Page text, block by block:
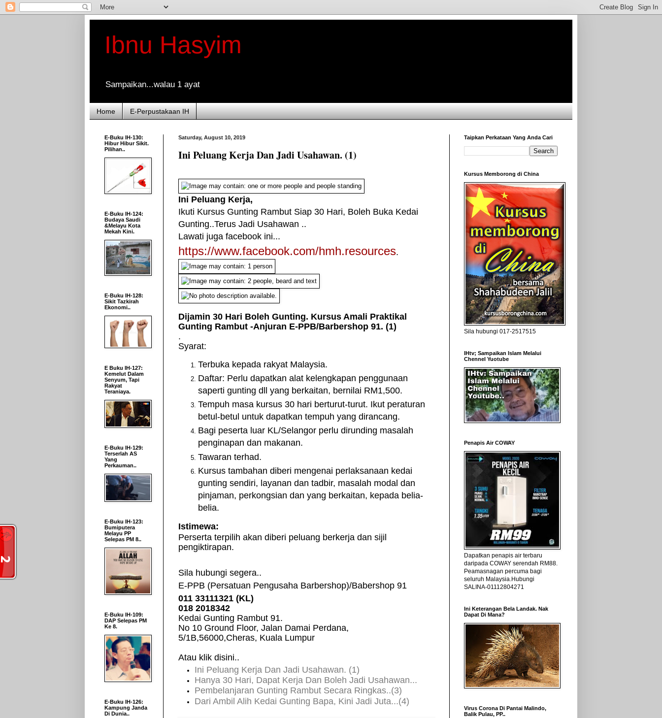
Ibnu Hasyim
Sampaikan...walau 1 ayat
Home E-Perpustakaan IH
Saturday, August 10, 2019
Ini Peluang Kerja Dan Jadi Usahawan. (1)
Ini Peluang Kerja,
Ikuti Kursus Gunting Rambut Siap 30 Hari, Boleh Buka Kedai
Gunting..Terus Jadi Usahawan ..
Lawati juga facebook ini...
https://www.facebook.com/hmh.resources.
Dijamin 30 Hari Boleh Gunting. Kursus Amali Praktikal
Gunting Rambut -Anjuran E-PPB/Barbershop 91. (1)
.
Syarat:
Terbuka kepada rakyat Malaysia.
Daftar: Perlu dapatkan alat kelengkapan penggunaan
saperti gunting dll yang berkaitan, bernilai RM1,500.
Tempuh masa kursus 30 hari berturut-turut. Ikut peraturan
betul-betul untuk dapatkan tempuh yang dirancang.
Bagi peserta luar KL/Selangor perlu dirunding masalah
penginapan dan makanan.
Tawaran terhad.
Kursus tambahan diberi mengenai perlaksanaan kedai
gunting sendiri, layanan dan tadbir, masalah modal dan
pinjaman, perkongsian dan yang berkaitan, kepada belia-
belia.
Istimewa:
Perserta terpilih akan diberi peluang berkerja dan sijil
pengiktirapan.
Sila hubungi segera..
E-PPB (Persatuan Pengusaha Barbershop)/Babershop 91
011 33111321 (KL)
018 2018342
Kedai Gunting Rambut 91.
No 10 Ground Floor, Jalan Damai Perdana,
5/1B,56000,Cheras, Kuala Lumpur
Atau klik disini..
Ini Peluang Kerja Dan Jadi Usahawan. (1)
Hanya 30 Hari, Dapat Kerja Dan Boleh Jadi Usahawan...
Pembelanjaran Gunting Rambut Secara Ringkas..(3)
Dari Ambil Alih Kedai Gunting Bapa, Kini Jadi Juta...(4)
E-Buku IH-130:
Hibur Hibur Sikit.
Pilihan..
E-Buku IH-124:
Budaya Saudi
&Melayu Kota
Mekah Kini.
E-Buku IH-128:
Sikit Tazkirah
Ekonomi..
E Buku IH-127:
Kemelut Dalam
Senyum, Tapi
Rakyat
Teraniaya.
E-Buku IH-129:
Terserlah AS
Yang
Perkauman..
E-Buku IH-123:
Bumiputera
Melayu PP
Selepas PM 8..
E-Buku IH-109:
DAP Selepas PM
Ke 8.
E-Buku IH-126:
Kampung Janda
Di Dunia..
Taipkan Perkataan Yang Anda Cari
Kursus Memborong di China
Sila hubungi 017-2517515
IHtv; Sampaikan Islam Melalui
Chennel Yuotube
Penapis Air COWAY
Dapatkan penapis air terbaru
daripada COWAY serendah RM88.
Peamasnagan percuma bagi
seluruh Malaysia.Hubungi
SALINA-01112804271
Ini Keterangan Bela Landak. Nak
Dapat Di Mana?
Virus Corona Di Pantai Malindo,
Balik Pulau, PP..